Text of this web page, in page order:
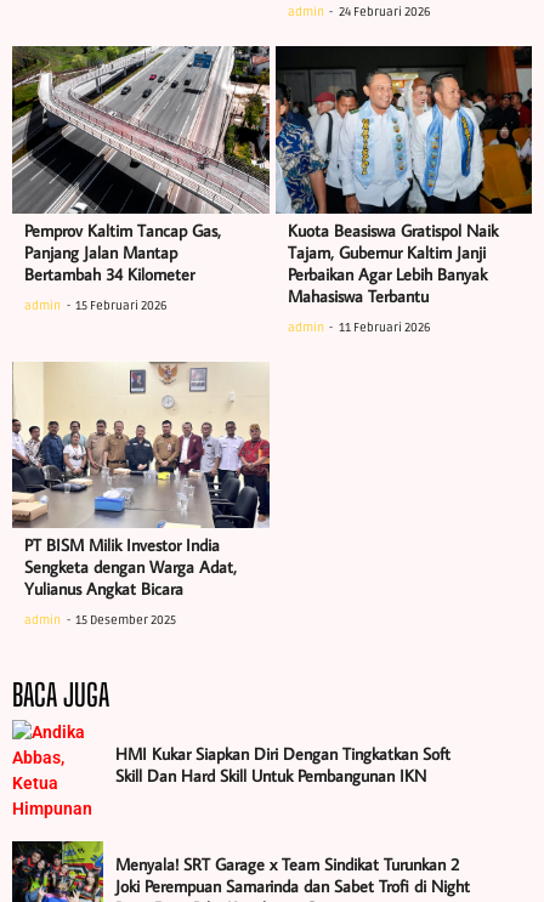
admin 24 Februari 2026
Pemprov Kaltim Tancap Gas,
Panjang Jalan Mantap
Bertambah 34 Kilometer
admin 15 Februari 2026
Kuota Beasiswa Gratispol Naik
Tajam, Gubernur Kaltim Janji
Perbaikan Agar Lebih Banyak
Mahasiswa Terbantu
admin 11 Februari 2026
PT BISM Milik Investor India
Sengketa dengan Warga Adat,
Yulianus Angkat Bicara
admin 15 Desember 2025
BACA JUGA
HMI Kukar Siapkan Diri Dengan Tingkatkan Soft
Skill Dan Hard Skill Untuk Pembangunan IKN
Menyala! SRT Garage x Team Sindikat Turunkan 2
Joki Perempuan Samarinda dan Sabet Trofi di Night